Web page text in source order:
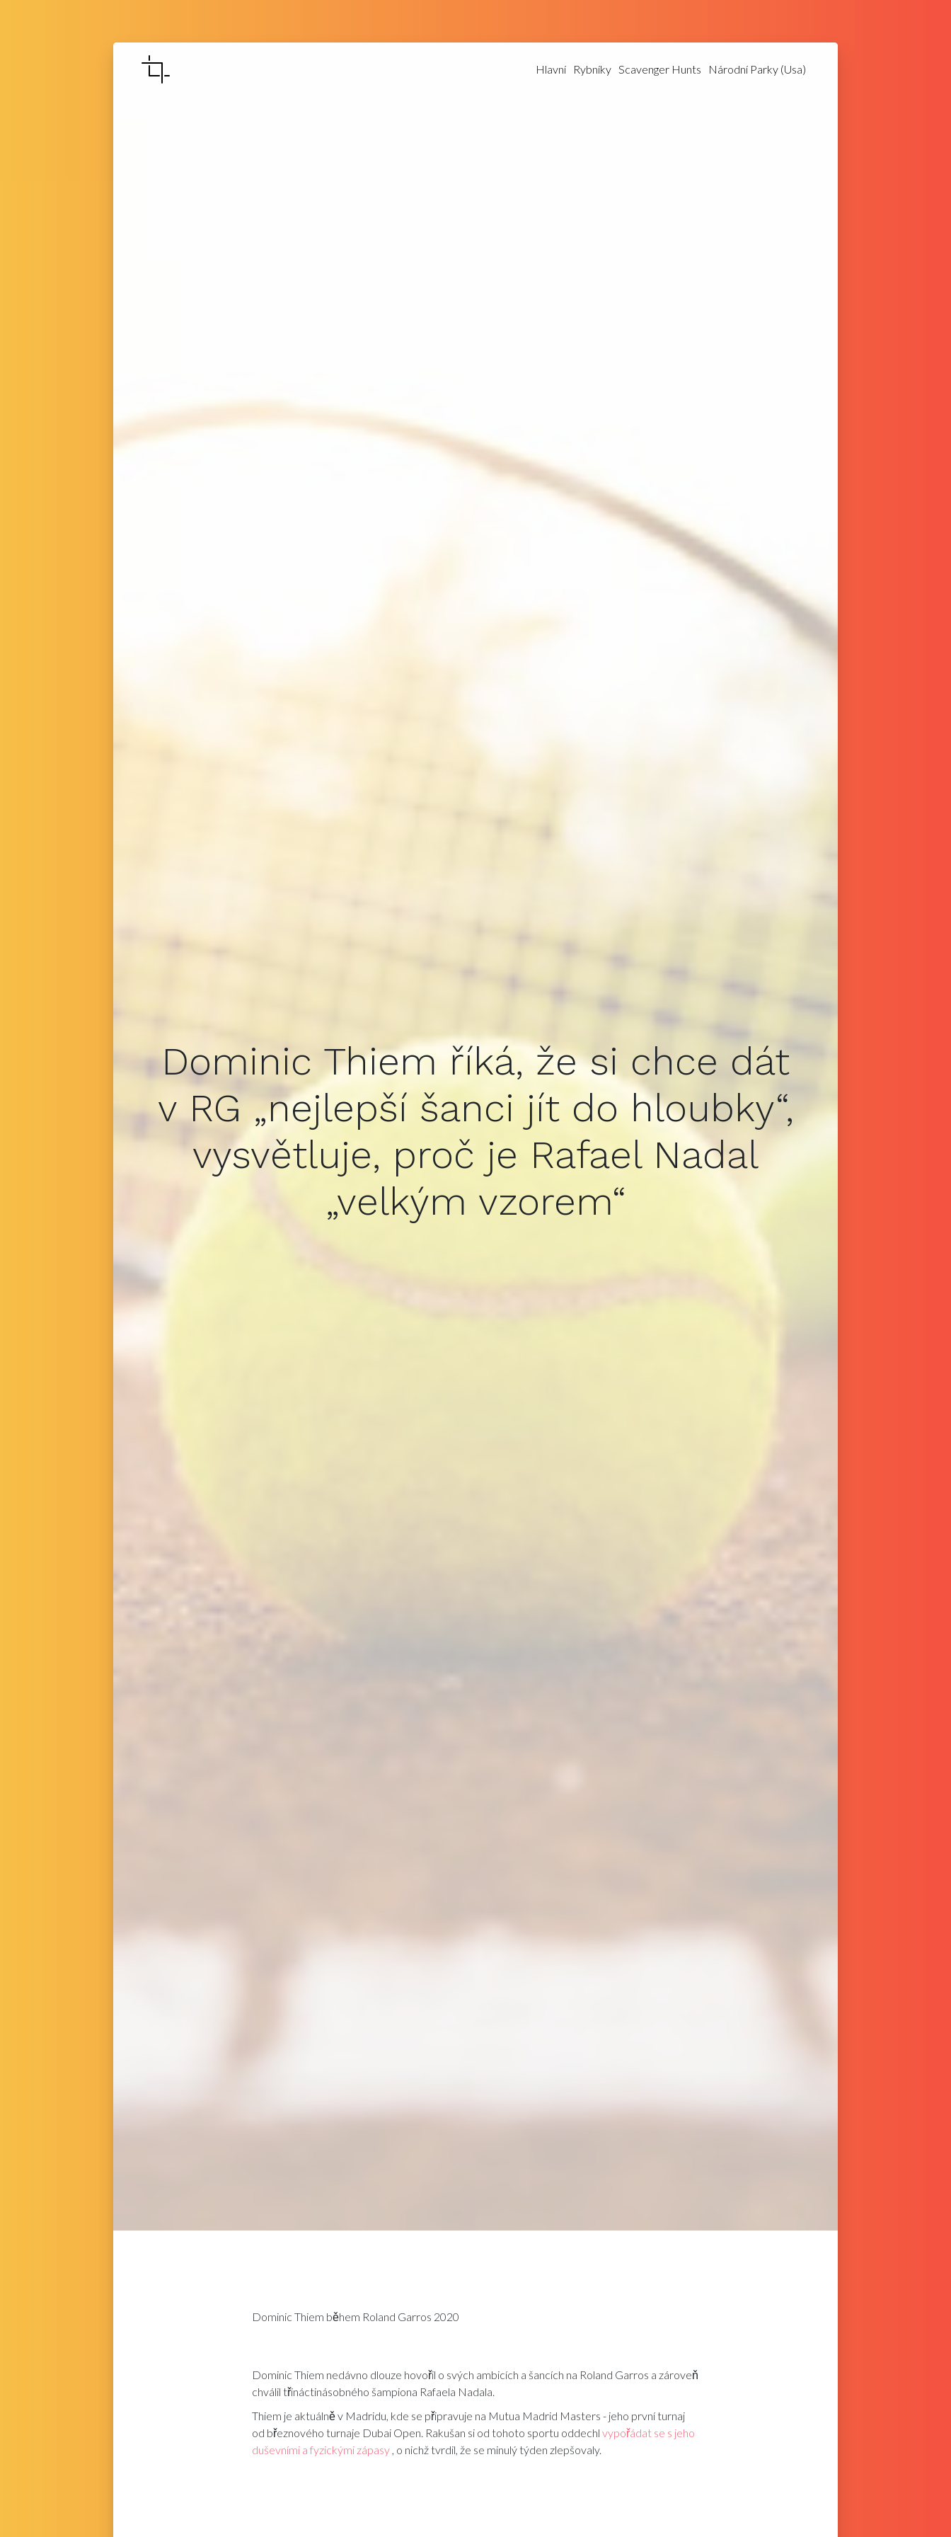
Hlavní Rybníky Scavenger Hunts Národní Parky (Usa)
Dominic Thiem říká, že si chce dát
v RG „nejlepší šanci jít do hloubky“,
vysvětluje, proč je Rafael Nadal
„velkým vzorem“
Dominic Thiem během Roland Garros 2020
Dominic Thiem nedávno dlouze hovořil o svých ambicích a šancích na Roland Garros a zároveň
chválil třináctinásobného šampiona Rafaela Nadala.
Thiem je aktuálně v Madridu, kde se připravuje na Mutua Madrid Masters - jeho první turnaj
od březnového turnaje Dubai Open. Rakušan si od tohoto sportu oddechl vypořádat se s jeho
duševními a fyzickými zápasy, o nichž tvrdil, že se minulý týden zlepšovaly.